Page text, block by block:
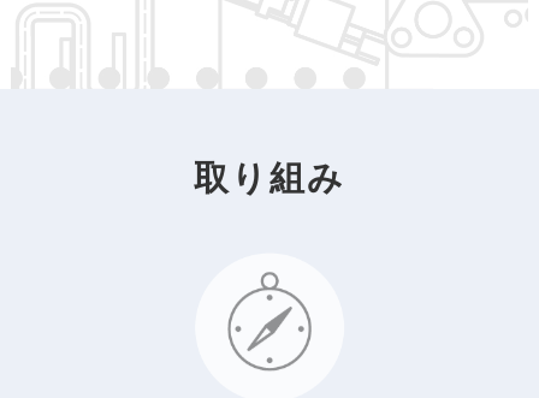
取 り 組 み